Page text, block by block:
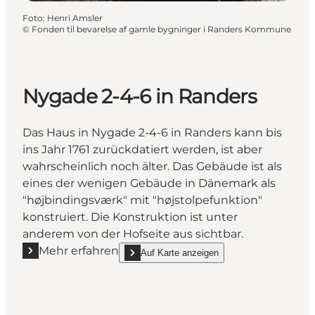
Foto: Henri Amsler
© Fonden til bevarelse af gamle bygninger i Randers Kommune
Nygade 2-4-6 in Randers
Das Haus in Nygade 2-4-6 in Randers kann bis
ins Jahr 1761 zurückdatiert werden, ist aber
wahrscheinlich noch älter. Das Gebäude ist als
eines der wenigen Gebäude in Dänemark als
"højbindingsværk" mit "højstolpefunktion"
konstruiert. Die Konstruktion ist unter
anderem von der Hofseite aus sichtbar.
Mehr erfahren
Mehr erfahren "Nygade 2-4-6 in Randers"
Auf Karte anzeigen
show Nygade 2-4-6 in Randers on_map